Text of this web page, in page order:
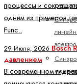
процессы и
одним из примеров
Func..
29 Июля, 2026 Bosch
давлением
В современном